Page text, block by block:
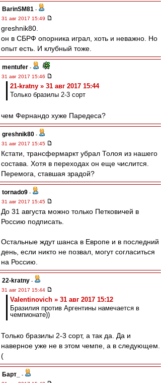
BarinSM81 -
31 авг 2017 15:49
greshnik80.
он в СБРФ опорника играл, хоть и неважно. Но
опыт есть. И клубный тоже.
mentufer -
31 авг 2017 15:46
21-kratny » 31 авг 2017 15:44
Только бразилы 2-3 сорт
чем Фернандо хуже Паредеса?
greshnik80 -
31 авг 2017 15:45
Кстати, трансфермаркт убрал Толоя из нашего
состава. Хотя в переходах он еще числится.
Перемога, ставшая зрадой?
tornado9 -
31 авг 2017 15:45
До 31 августа можно только Петковичей в
Россию подписать.
Остальные ждут шанса в Европе и в последний
день, если никто не позвал, могут согласиться
на Россию.
22-kratny -
31 авг 2017 15:44
Valentinovich » 31 авг 2017 15:12
Бразилия против Аргентины намечается в
чемпионате))
Только бразилы 2-3 сорт, а так да. Да и
наверное уже не в этом чемпе, а в следующем.
(
Барт_
-